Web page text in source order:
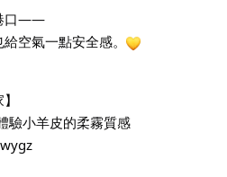
口——
空氣一點安全感。
驗小羊皮的柔霧質感